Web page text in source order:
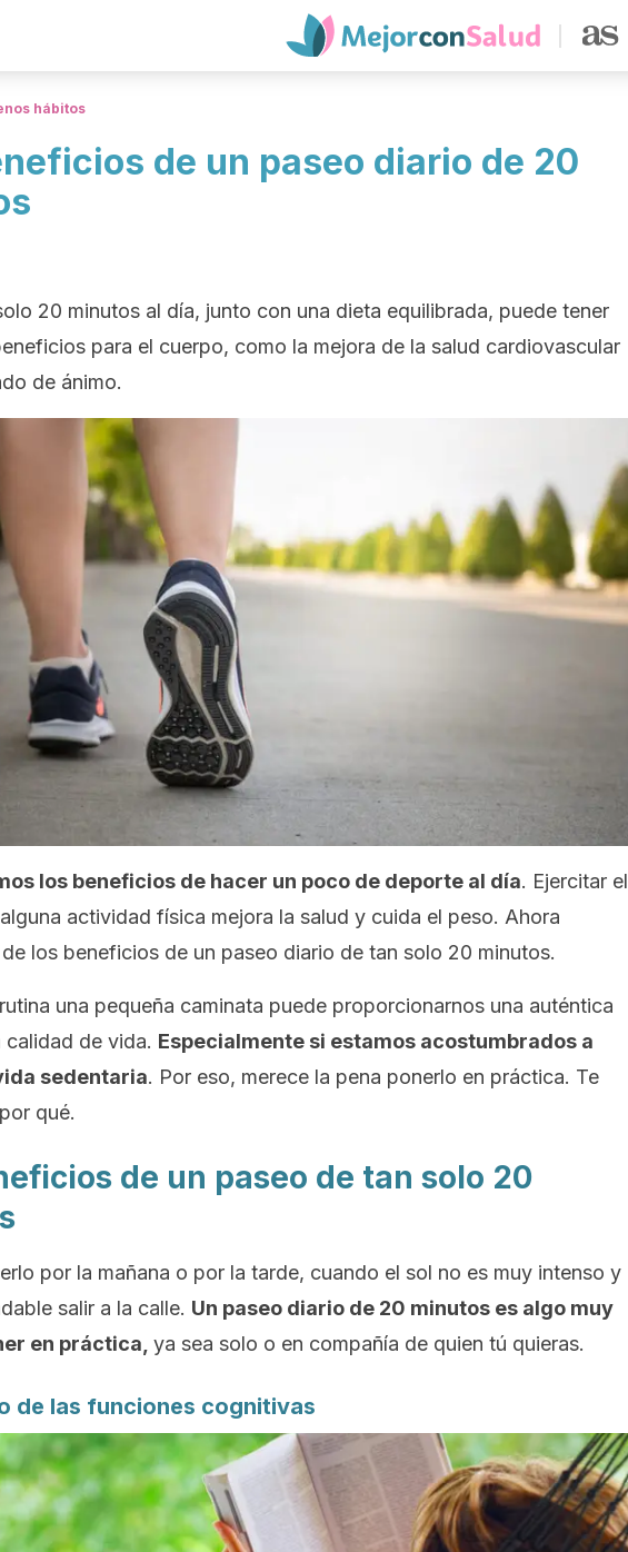
hábitos
de un paseo diario de 20
20 minutos al día, junto con una dieta equilibrada, puede tener
para el cuerpo, como la mejora de la salud cardiovascular
de ánimo.
los beneficios de hacer un poco de deporte al día. Ejercitar el
actividad física mejora la salud y cuida el peso. Ahora
los beneficios de un paseo diario de tan solo 20 minutos.
una pequeña caminata puede proporcionarnos una auténtica
calidad de vida. Especialmente si estamos acostumbrados a
sedentaria. Por eso, merece la pena ponerlo en práctica. Te
qué.
de un paseo de tan solo 20
por la mañana o por la tarde, cuando el sol no es muy intenso y
salir a la calle. Un paseo diario de 20 minutos es algo muy
en práctica, ya sea solo o en compañía de quien tú quieras.
de las funciones cognitivas